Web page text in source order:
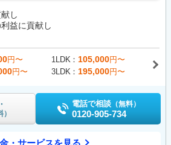
し
益に貢献し
円〜 1LDK 105,000円〜
円〜 3LDK 195,000円〜
）
電話で相談 （無料）
0120-905-734
・サービスを見る